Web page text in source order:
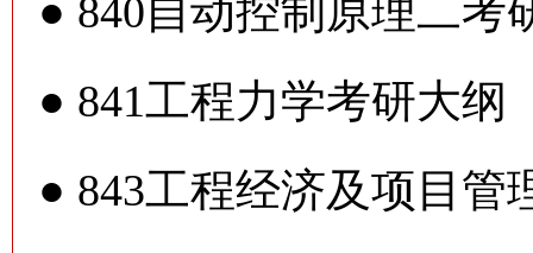
● 840自动控制原理二考
● 841工程力学考研大纲
● 843工程经济及项目管